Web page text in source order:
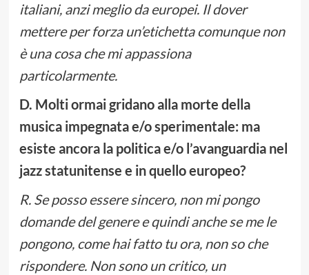
italiani, anzi meglio da europei. Il dover
mettere per forza un’etichetta comunque non
è una cosa che mi appassiona
particolarmente.
D. Molti ormai gridano alla morte della
musica impegnata e/o sperimentale: ma
esiste ancora la politica e/o l’avanguardia nel
jazz statunitense e in quello europeo?
R. Se posso essere sincero, non mi pongo
domande del genere e quindi anche se me le
pongono, come hai fatto tu ora, non so che
rispondere. Non sono un critico, un